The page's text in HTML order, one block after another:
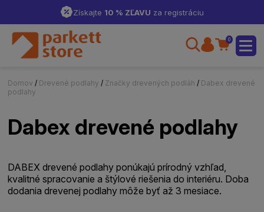
Získajte 10 % ZĽAVU za registráciu
0
Domov / Drevené podlahy / Značky drevených podláh / Dabex drevené
podlahy
Dabex drevené podlahy
DABEX drevené podlahy ponúkajú prírodný vzhľad,
kvalitné spracovanie a štýlové riešenia do interiéru. Doba
dodania drevenej podlahy môže byť až 3 mesiace.